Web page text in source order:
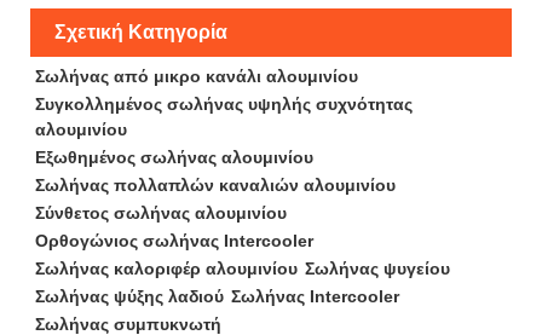
Σχετική Κατηγορία
Σωλήνας από μικρο κανάλι αλουμινίου
Συγκολλημένος σωλήνας υψηλής συχνότητας
αλουμινίου
Εξωθημένος σωλήνας αλουμινίου
Σωλήνας πολλαπλών καναλιών αλουμινίου
Σύνθετος σωλήνας αλουμινίου
Ορθογώνιος σωλήνας Intercooler
Σωλήνας καλοριφέρ αλουμινίου Σωλήνας ψυγείου
Σωλήνας ψύξης λαδιού Σωλήνας Intercooler
Σωλήνας συμπυκνωτή